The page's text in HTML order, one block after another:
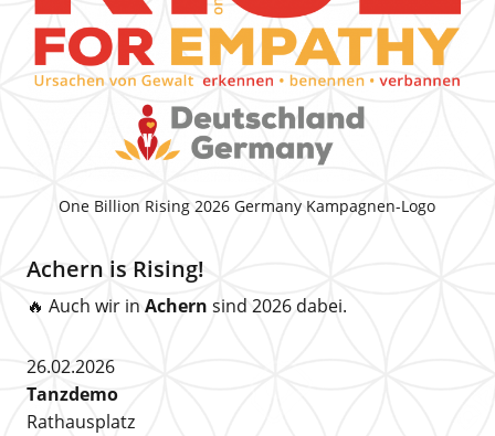
One Billion Rising 2026 Germany Kampagnen-Logo
Achern is Rising!
🔥 Auch wir in Achern sind 2026 dabei.
26.02.2026
Tanzdemo
Rathausplatz